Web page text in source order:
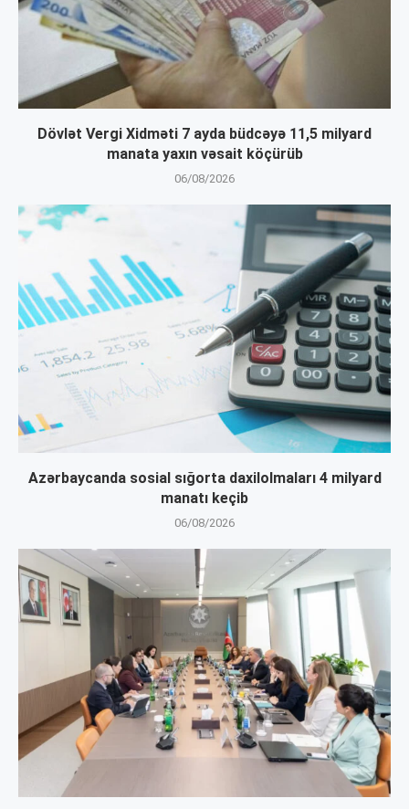
Dövlət Vergi Xidməti 7 ayda büdcəyə 11,5 milyard
manata yaxın vəsait köçürüb
06/08/2026
Azərbaycanda sosial sığorta daxilolmaları 4 milyard
manatı keçib
06/08/2026